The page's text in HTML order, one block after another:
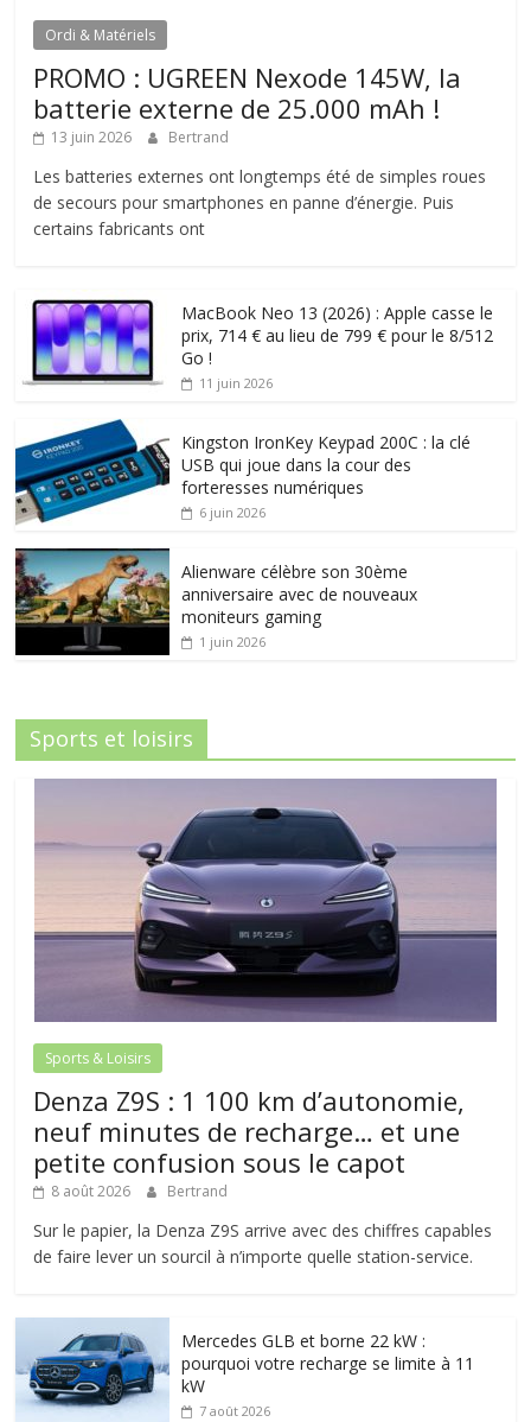
Ordi & Matériels
PROMO : UGREEN Nexode 145W, la
batterie externe de 25.000 mAh !
13 juin 2026 Bertrand
Les batteries externes ont longtemps été de simples roues
de secours pour smartphones en panne d’énergie. Puis
certains fabricants ont
MacBook Neo 13 (2026) : Apple casse le
prix, 714 € au lieu de 799 € pour le 8/512
Go !
11 juin 2026
Kingston IronKey Keypad 200C : la clé
USB qui joue dans la cour des
forteresses numériques
6 juin 2026
Alienware célèbre son 30ème
anniversaire avec de nouveaux
moniteurs gaming
1 juin 2026
Sports et loisirs
Sports & Loisirs
Denza Z9S : 1 100 km d’autonomie,
neuf minutes de recharge… et une
petite confusion sous le capot
8 août 2026 Bertrand
Sur le papier, la Denza Z9S arrive avec des chiffres capables
de faire lever un sourcil à n’importe quelle station-service.
Mercedes GLB et borne 22 kW :
pourquoi votre recharge se limite à 11
kW
7 août 2026